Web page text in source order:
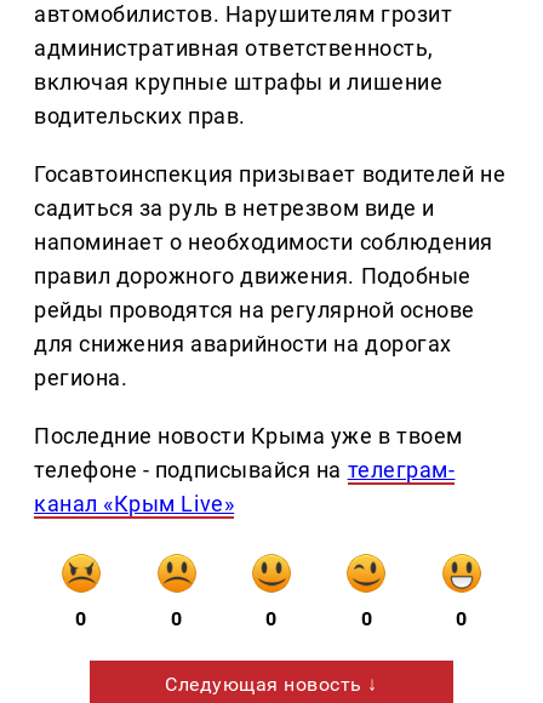
автомобилистов. Нарушителям грозит
административная ответственность,
включая крупные штрафы и лишение
водительских прав.
Госавтоинспекция призывает водителей не
садиться за руль в нетрезвом виде и
напоминает о необходимости соблюдения
правил дорожного движения. Подобные
рейды проводятся на регулярной основе
для снижения аварийности на дорогах
региона.
Последние новости Крыма уже в твоем
телефоне - подписывайся на телеграм-
канал «Крым Live»
0 0 0 0 0
Следующая новость ↓